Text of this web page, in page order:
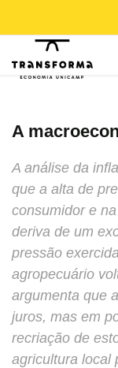
A
A análise da
que a alta de
consumidor e
deriva de um
pressão
agropecuário
argumenta que
juros, mas em
recriação de
agricultura local